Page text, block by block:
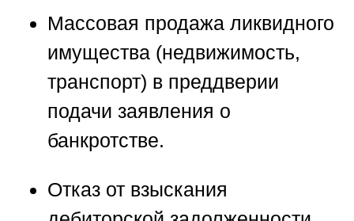
Массовая продажа ликвидного
имущества (недвижимость,
транспорт) в преддверии
подачи заявления о
банкротстве.
Отказ от взыскания